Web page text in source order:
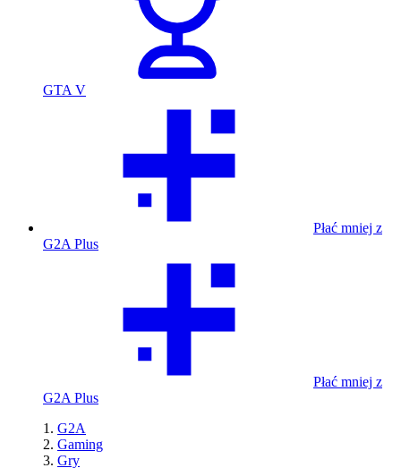
GTA V
Płać mniej z
G2A Plus
Płać mniej z
G2A Plus
G2A
Gaming
Gry